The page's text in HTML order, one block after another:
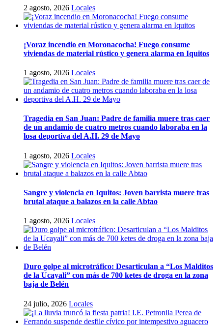
2 agosto, 2026 Locales
¡Voraz incendio en Moronacocha! Fuego consume
viviendas de material rústico y genera alarma en Iquitos
1 agosto, 2026 Locales
Tragedia en San Juan: Padre de familia muere tras caer
de un andamio de cuatro metros cuando laboraba en la
losa deportiva del A.H. 29 de Mayo
1 agosto, 2026 Locales
Sangre y violencia en Iquitos: Joven barrista muere tras
brutal ataque a balazos en la calle Abtao
1 agosto, 2026 Locales
Duro golpe al microtráfico: Desarticulan a “Los Malditos
de la Ucayali” con más de 700 ketes de droga en la zona
baja de Belén
24 julio, 2026 Locales